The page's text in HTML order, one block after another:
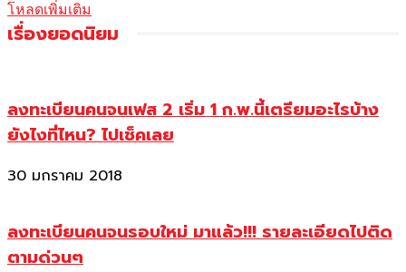
โหลดเพิ่มเติม
เรื่องยอดนิยม
ลงทะเบียนคนจนเฟส 2 เริ่ม 1 ก.พ.นี้เตรียมอะไรบ้าง
ยังไงที่ไหน? ไปเช็คเลย
30 มกราคม 2018
ลงทะเบียนคนจนรอบใหม่ มาแล้ว!!! รายละเอียดไปติด
ตามด่วนๆ